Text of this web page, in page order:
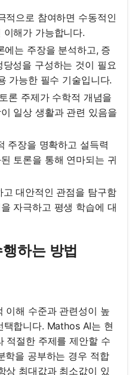
적으로 참여하면 수동적인
해가 가능합니다.
에는 주장을 분석하고, 증
성을 구성하는 것이 필요
가능한 필수 기술입니다.
론 주제가 수학적 개념을
일상 생활과 관련 있음을
주장을 명확하고 설득력
토론을 통해 연마되는 귀
고 대안적인 관점을 탐구함
자극하고 평생 학습에 대
하는 방법
이해 수준과 관련성이 높
택합니다. Mathos AI는 현
적절한 주제를 제안할 수
학을 공부하는 경우 적합
상 최대값과 최소값이 있